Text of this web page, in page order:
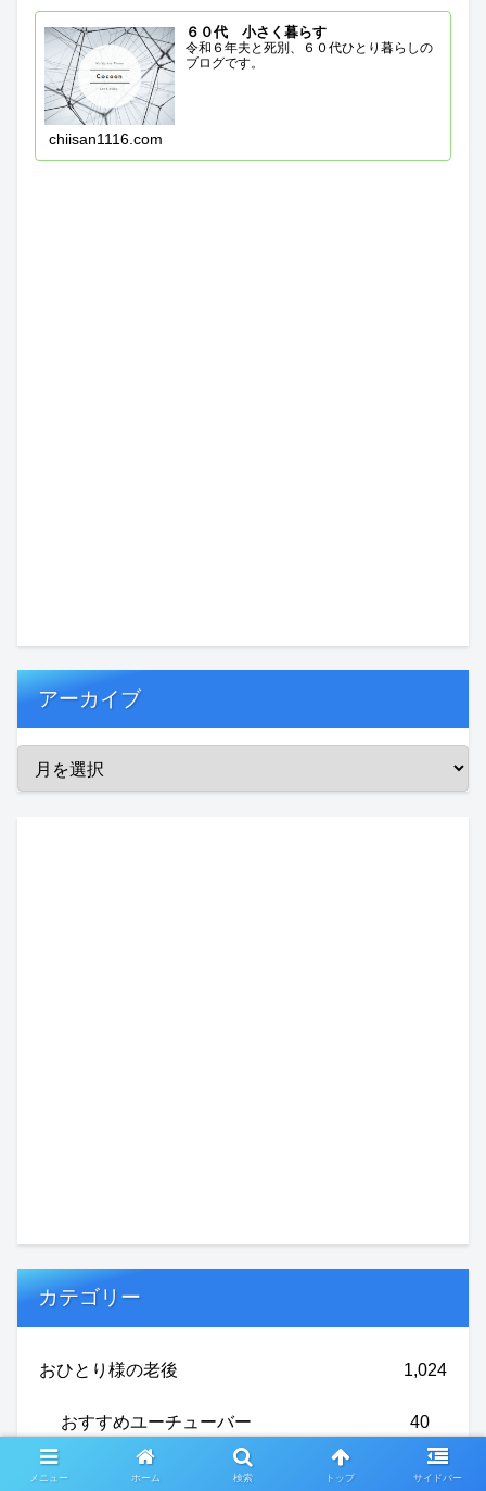
６０代 小さく暮らす
令和６年夫と死別、６０代ひとり暮らしの
ブログです。
chiisan1116.com
アーカイブ
カテゴリー
おひとり様の老後 1,024
おすすめユーチューバー 40
サービス付き高齢者住宅 12
メニュー ホーム 検索 トップ サイドバー